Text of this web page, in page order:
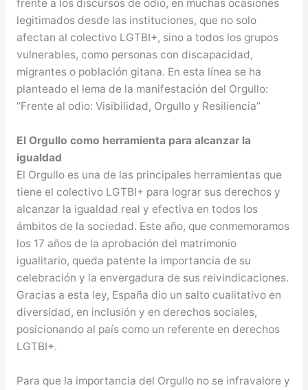
frente a los discursos de odio, en muchas ocasiones
legitimados desde las instituciones, que no solo
afectan al colectivo LGTBI+, sino a todos los grupos
vulnerables, como personas con discapacidad,
migrantes o población gitana. En esta línea se ha
planteado el lema de la manifestación del Orgullo:
“Frente al odio: Visibilidad, Orgullo y Resiliencia”
El Orgullo como herramienta para alcanzar la
igualdad
El Orgullo es una de las principales herramientas que
tiene el colectivo LGTBI+ para lograr sus derechos y
alcanzar la igualdad real y efectiva en todos los
ámbitos de la sociedad. Este año, que conmemoramos
los 17 años de la aprobación del matrimonio
igualitario, queda patente la importancia de su
celebración y la envergadura de sus reivindicaciones.
Gracias a esta ley, España dio un salto cualitativo en
diversidad, en inclusión y en derechos sociales,
posicionando al país como un referente en derechos
LGTBI+.
Para que la importancia del Orgullo no se infravalore y